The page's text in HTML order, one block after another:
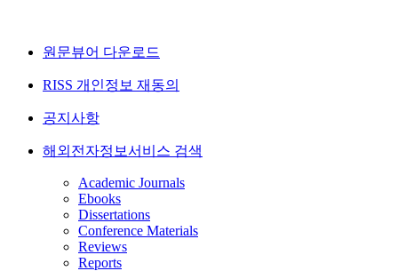
원문뷰어 다운로드
RISS 개인정보 재동의
공지사항
해외전자정보서비스 검색
Academic Journals
Ebooks
Dissertations
Conference Materials
Reviews
Reports